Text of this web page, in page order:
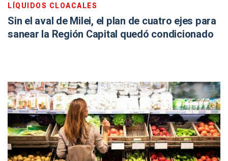
LÍQUIDOS CLOACALES
Sin el aval de Milei, el plan de cuatro ejes para
sanear la Región Capital quedó condicionado